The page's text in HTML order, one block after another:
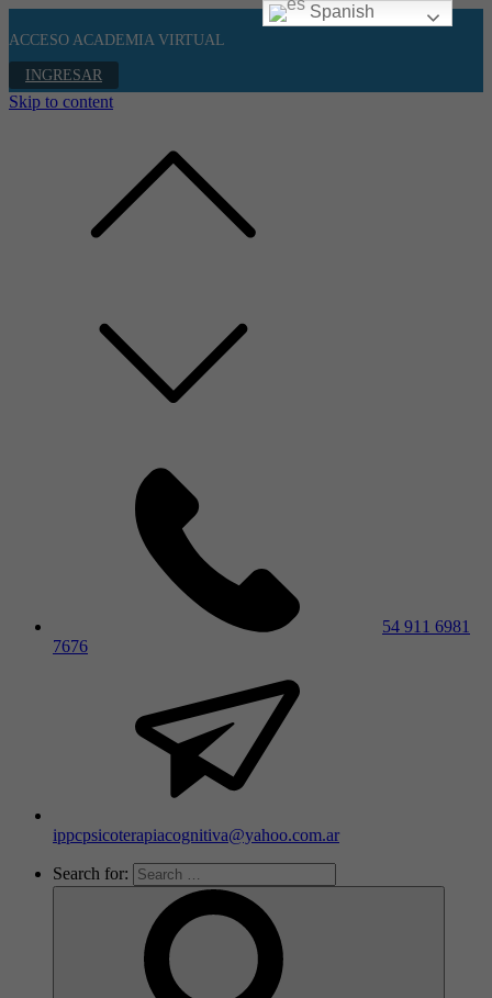
ACCESO ACADEMIA VIRTUAL
INGRESAR
Skip to content
54 911 6981
7676
ippcpsicoterapiacognitiva@yahoo.com.ar
Search for:
Spanish